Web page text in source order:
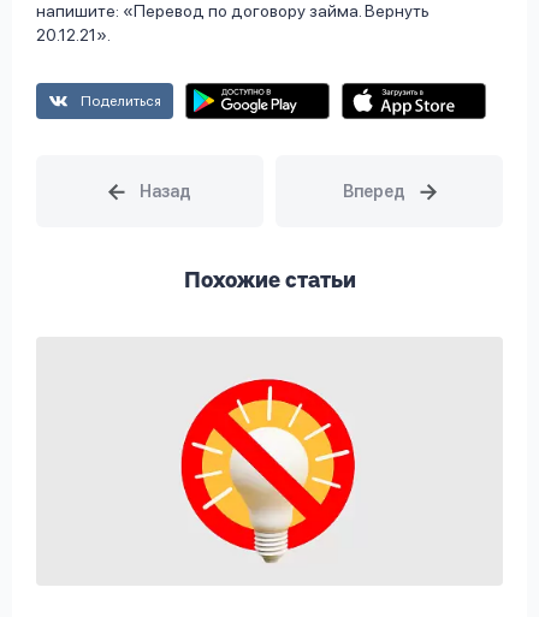
напишите: «Перевод по договору займа. Вернуть
20.12.21».
Поделиться
Похожие статьи